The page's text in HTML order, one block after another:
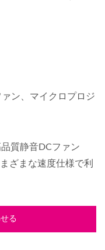
ン、マイクロプロジ
質静音DCファン
ざまな速度仕様で利
る